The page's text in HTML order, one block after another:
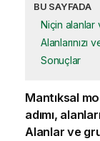
BU SAYFADA
Niçin alanlar
Alanlarınızı
Sonuçlar
Mantıksal
adımı,
Alanlar ve